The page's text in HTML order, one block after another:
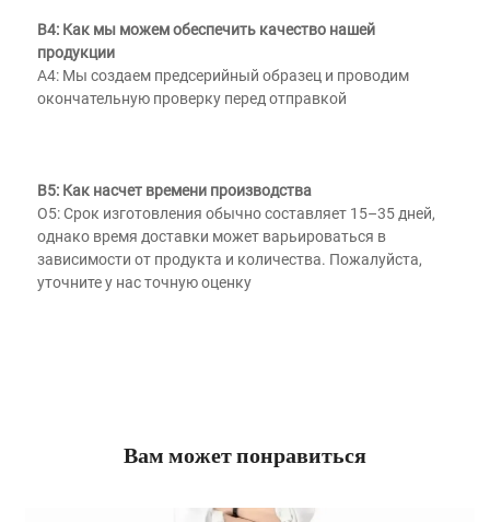
В4: Как мы можем обеспечить качество нашей
продукции
A4: Мы создаем предсерийный образец и проводим
окончательную проверку перед отправкой
В5: Как насчет времени производства
О5: Срок изготовления обычно составляет 15–35 дней,
однако время доставки может варьироваться в
зависимости от продукта и количества. Пожалуйста,
уточните у нас точную оценку
Вам может понравиться